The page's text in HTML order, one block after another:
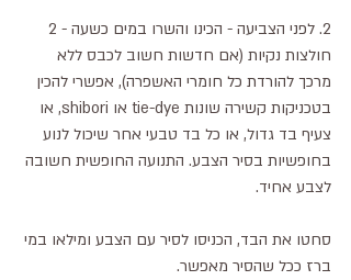
חולצות נקיות (אם חדשות חשוב לכבס ללא
מרכך להורדת כל חומרי האשפרה), אפשרי להכין
בטכניקות קשירה שונות tie-dye או shibori, או
צעיף בד גדול, או כל בד טבעי אחר שיכול לנוע
בחופשיות בסיר הצבע. התנועה החופשית חשובה
לצבע אחיד.
סחטו את הבד, הכניסו לסיר עם הצבע ומילאו במי
ברז ככל שהסיר מאפשר.